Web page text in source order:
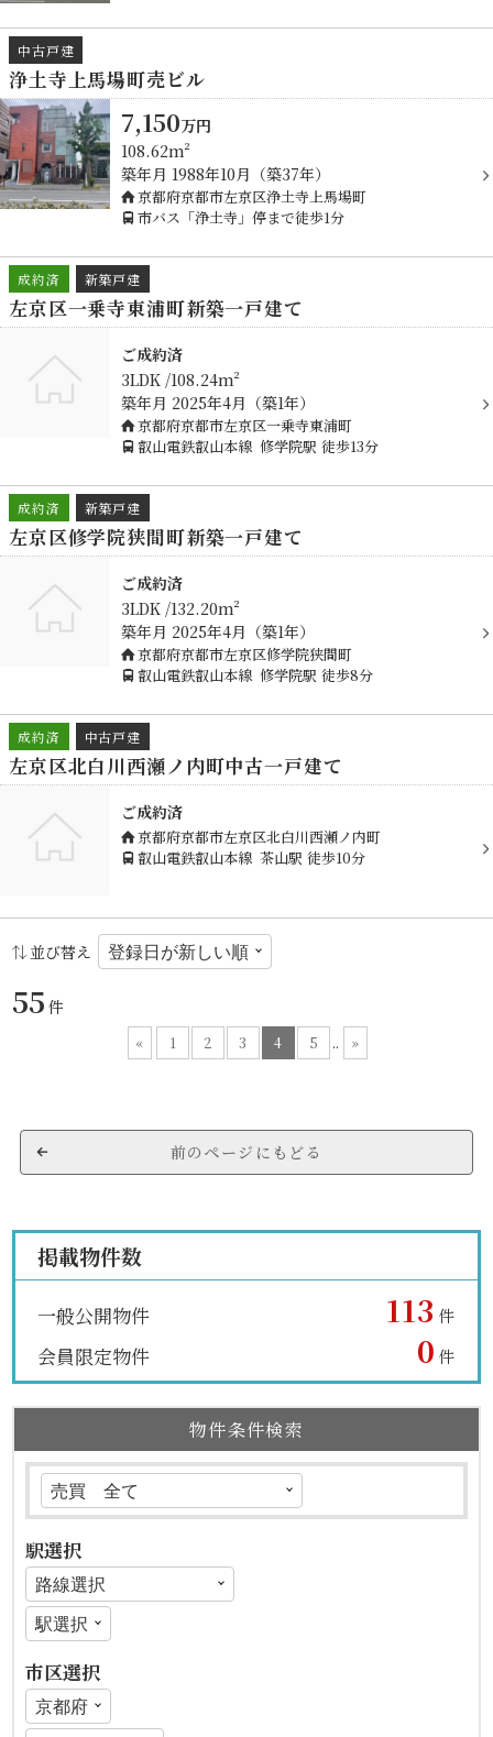
中古戸建
浄土寺上馬場町売ビル
108.62m²
築年月 1988年10月（築37年）
京都府京都市左京区浄土寺上馬場町
市バス「浄土寺」停まで徒歩1分
7,150万円
成約済 新築戸建
左京区一乗寺東浦町新築一戸建て
3LDK 108.24m²
築年月 2025年4月（築1年）
京都府京都市左京区一乗寺東浦町
叡山電鉄叡山本線 修学院駅 徒歩13分
ご成約済
成約済 新築戸建
左京区修学院狭間町新築一戸建て
3LDK 132.20m²
築年月 2025年4月（築1年）
京都府京都市左京区修学院狭間町
叡山電鉄叡山本線 修学院駅 徒歩8分
ご成約済
成約済 中古戸建
左京区北白川西瀬ノ内町中古一戸建て
京都府京都市左京区北白川西瀬ノ内町
叡山電鉄叡山本線 茶山駅 徒歩10分
ご成約済
並び替え
55 件
« 1 2 3 4 5 .. »
前のページにもどる
掲載物件数
一般公開物件 113 件
会員限定物件 0 件
物件条件検索
駅選択
市区選択